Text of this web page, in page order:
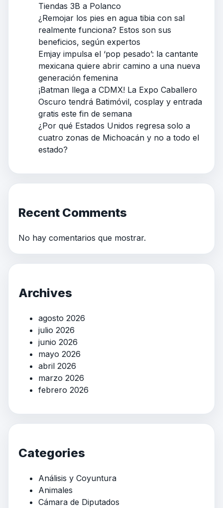
Tiendas 3B a Polanco
¿Remojar los pies en agua tibia con sal
realmente funciona? Estos son sus
beneficios, según expertos
Emjay impulsa el ‘pop pesado’: la cantante
mexicana quiere abrir camino a una nueva
generación femenina
¡Batman llega a CDMX! La Expo Caballero
Oscuro tendrá Batimóvil, cosplay y entrada
gratis este fin de semana
¿Por qué Estados Unidos regresa solo a
cuatro zonas de Michoacán y no a todo el
estado?
Recent Comments
No hay comentarios que mostrar.
Archives
agosto 2026
julio 2026
junio 2026
mayo 2026
abril 2026
marzo 2026
febrero 2026
Categories
Análisis y Coyuntura
Animales
Cámara de Diputados